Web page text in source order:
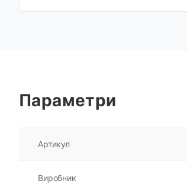
Параметри
Артикул
Виробник